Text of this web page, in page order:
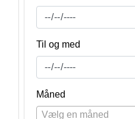
Til og med
Måned
Vælg en måned